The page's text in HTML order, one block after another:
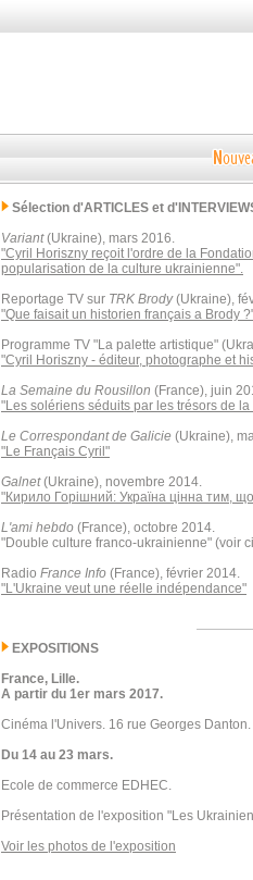
Sélection d'ARTICLES et
Variant(Ukraine), mars 2016.
"Cyril Horiszny reçoit l'ordre de la
popularisation de la culture ukrainienne".
Reportage TV sur TRK Brody(Ukraine),
"Que faisait un historien français a Brody
Programme TV "La palette artistique"
"Cyril Horiszny - éditeur, photographe et
La Semaine du Rousillon (France), juin
"Les solériens séduits par les trésors de
Le Correspondant de Galicie (Ukraine),
"Le Français Cyril"
Galnet(Ukraine), novembre 2014.
"Кирило Горішний: Україна цінна тим,
L'ami hebdo (France), octobre 2014.
"Double culture franco-ukrainienne" (voir
Radio France Info (France), février 2014.
"L'Ukraine veut une réelle indépendance"
EXPOSITIONS
France, Lille.
A partir du 1er mars 2017.
Cinéma l'Univers. 16 rue Georges Danton.
Du 14 au 23 mars.
Ecole de commerce EDHEC.
Présentation de l'exposition "Les
Voir les photos de l'exposition